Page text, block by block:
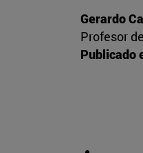
Gerardo
Profesor
Publicado